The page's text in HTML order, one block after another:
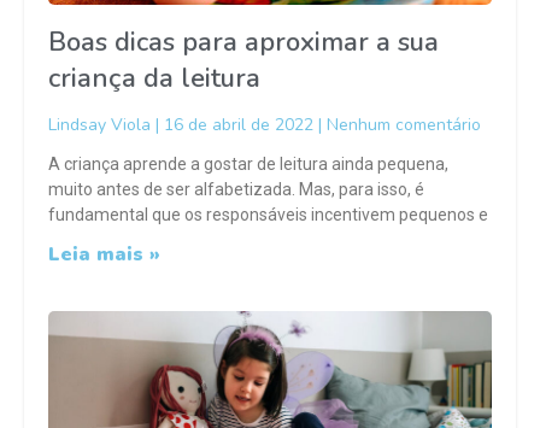
Boas dicas para aproximar a sua
criança da leitura
Lindsay Viola 16 de abril de 2022 Nenhum comentário
A criança aprende a gostar de leitura ainda pequena,
muito antes de ser alfabetizada. Mas, para isso, é
fundamental que os responsáveis incentivem pequenos e
Leia mais »